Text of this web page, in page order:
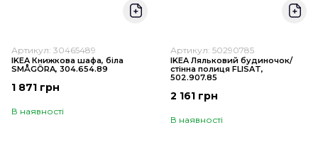
Артикул: 30465489
IKEA Книжкова шафа, біла
SMÅGÖRA, 304.654.89
1 871 грн
В наявності
Артикул: 50290785
IKEA Ляльковий будиночок/
стінна полиця FLISAT,
502.907.85
2 161 грн
В наявності